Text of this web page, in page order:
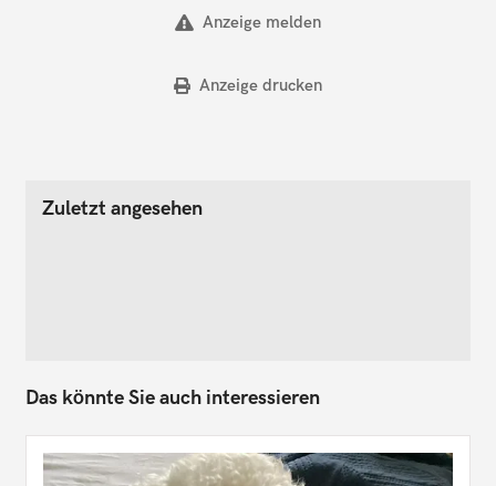
Anzeige melden
Anzeige drucken
Zuletzt angesehen
Das könnte Sie auch interessieren